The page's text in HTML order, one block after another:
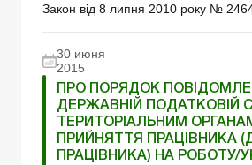
Закон від 8 липня 2010 року №
30 июня
2015
ПРО ПОРЯДОК
ДЕРЖАВНІЙ ПОДАТКОВІЙ
ТЕРИТОРІАЛЬНИМ
ПРИЙНЯТТЯ ПРАЦІВНИКА
ПРАЦІВНИКА) НА РОБОТУ/